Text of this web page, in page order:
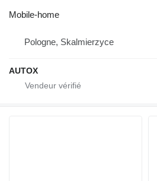
Mobile-home
Pologne, Skalmierzyce
AUTOX